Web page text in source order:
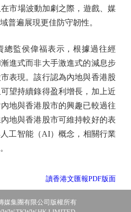
市場波動加劇之際，遊戲、媒
普遍展現更佳防守韌性。
監侯偉福表示，根據過往經
進式而非大手激進式的減息步
表現。該行認為內地與香港股
望持續錄得盈利增長，加上近
地與香港股市的興趣已較過往
地與香港股市可維持較好的表
工智能（AI）概念，相關行業
讀香港文匯報PDF版面
媒集團有限公司版權所有